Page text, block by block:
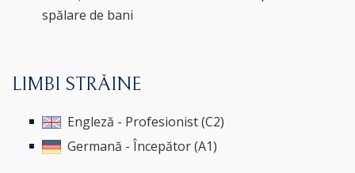
spălare de bani
LIMBI STRĂINE
Engleză - Profesionist (C2)
Germană - Începător (A1)